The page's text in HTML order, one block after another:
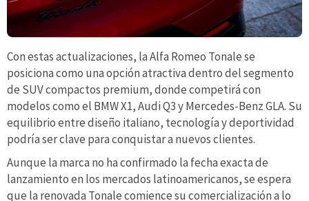
Con estas actualizaciones, la Alfa Romeo Tonale se
posiciona como una opción atractiva dentro del segmento
de SUV compactos premium, donde competirá con
modelos como el BMW X1, Audi Q3 y Mercedes-Benz GLA. Su
equilibrio entre diseño italiano, tecnología y deportividad
podría ser clave para conquistar a nuevos clientes.
Aunque la marca no ha confirmado la fecha exacta de
lanzamiento en los mercados latinoamericanos, se espera
que la renovada Tonale comience su comercialización a lo